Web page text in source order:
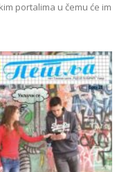
portalima u čemu će im